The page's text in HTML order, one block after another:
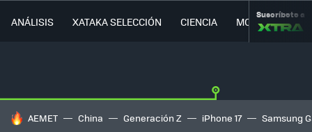
ANÁLISIS XATAKA SELECCIÓN CIENCIA MOVILIDAD
Suscríbete a
HOY SE HABLA DE
AEMET China Generación Z iPhone 17 Samsung